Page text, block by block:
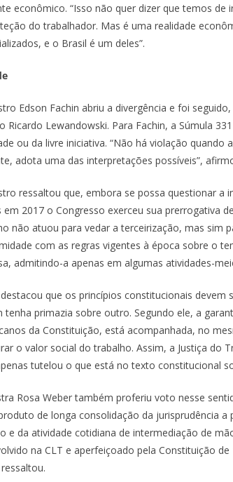
econômico. “Isso não quer dizer que temos de
do trabalhador. Mas é uma realidade
e o Brasil é um deles”.
Edson Fachin abriu a divergência e foi
Ricardo Lewandowski. Para Fachin, a Súmula
ou da livre iniciativa. “Não há violação
adota uma das interpretações possíveis”,
ressaltou que, embora se possa questionar a
em 2017 o Congresso exerceu sua prerrogativa
não atuou para vedar a terceirização, mas sim
com as regras vigentes à época sobre o
admitindo-a apenas em algumas atividades-
destacou que os princípios constitucionais
tenha primazia sobre outro. Segundo ele, a
da Constituição, está acompanhada, no
o valor social do trabalho. Assim, a Justiça do
tutelou o que está no texto constitucional
Rosa Weber também proferiu voto nesse
de longa consolidação da jurisprudência
e da atividade cotidiana de intermediação de
na CLT e aperfeiçoado pela Constituição